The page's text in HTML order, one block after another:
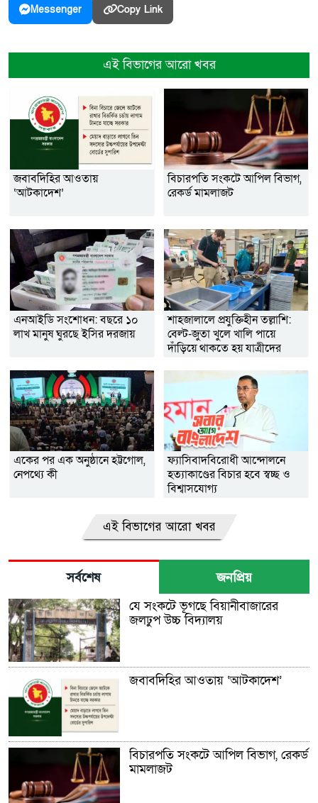
Messenger Copy Link
এই বিভাগের আরো খবর
জবাবদিহির আওতায়
‘আটকাদেশ’
বিচারপতি সংকটে আপিল বিভাগ,
রেকর্ড মামলাজট
এনআইডি সংশোধন: বছরে ১০
লাখ মানুষ ঘুরছে ইসির দরজায়
শাহজালালে প্রযুক্তিহীন তল্লাশি:
বেল্ট-জুতা খুলে খালি পায়ে
দাঁড়িয়ে থাকতে হয় যাত্রীদের
একের পর এক অনুষ্ঠানে হট্টগোল,
নেপথ্যে কী
ফ্যাসিবাদবিরোধী আন্দোলনে
হত্যাকাণ্ডের বিচার হবে স্বচ্ছ ও
বিশ্বাসযোগ্য
এই বিভাগের আরো খবর
সর্বশেষ জনপ্রিয়
যে সংকটে ভূগছে বিয়ানীবাজারের
জলঢুপ উচ্চ বিদ্যালয়
জবাবদিহির আওতায় ‘আটকাদেশ’
বিচারপতি সংকটে আপিল বিভাগ, রেকর্ড
মামলাজট